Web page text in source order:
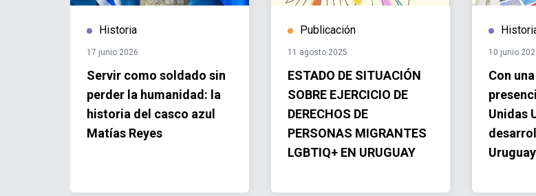
Historia
17 junio 2026
Servir como soldado sin
perder la humanidad: la
historia del casco azul
Matías Reyes
Publicación
11 agosto 2025
ESTADO DE SITUACIÓN
SOBRE EJERCICIO DE
DERECHOS DE
PERSONAS MIGRANTES
LGBTIQ+ EN URUGUAY
10 junio
Con
Unidas